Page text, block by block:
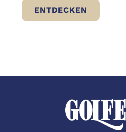
ENTDECKEN
BRESÌ VOM RIND: